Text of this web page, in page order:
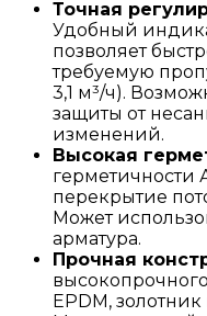
Точная
Удобный
позволяет
требуемую
3,1 м³/ч).
защиты от
изменений.
Высокая
герметичности
перекрытие
Может
арматура.
Прочная
EPDM, золотник